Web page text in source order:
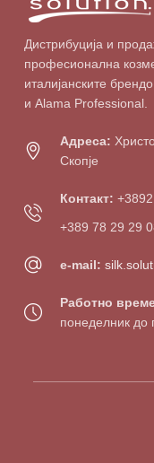
Дистрибуција и
професионална
италијанските
и Alama Professional.
Адреса:
Скопје
Контакт:
+389 78 29 29
e-mail:
Работно
понеделник до